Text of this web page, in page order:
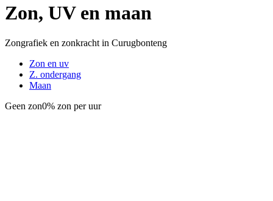
Zon, UV en maan
Zongrafiek en zonkracht in Curugbonteng
Zon en uv
Z. ondergang
Maan
Geen zon0% zon per uur